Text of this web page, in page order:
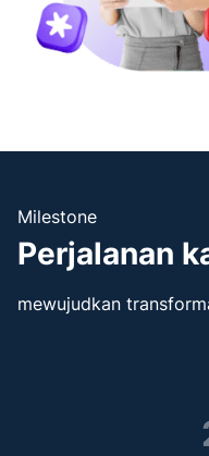
Milestone
Perjalanan
mewujudkan